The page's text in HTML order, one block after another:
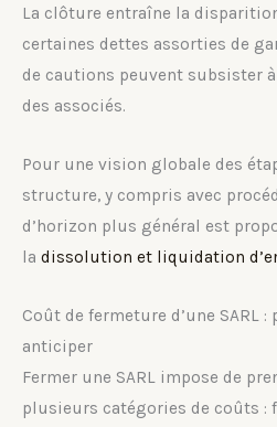
La clôture entraîne la
certaines dettes assorties de
de cautions peuvent subsister
des associés.
Pour une vision globale des
structure, y compris avec
d’horizon plus général est
la dissolution et liquidation
Coût de fermeture d’une SARL :
anticiper
Fermer une SARL impose de
plusieurs catégories de coûts :